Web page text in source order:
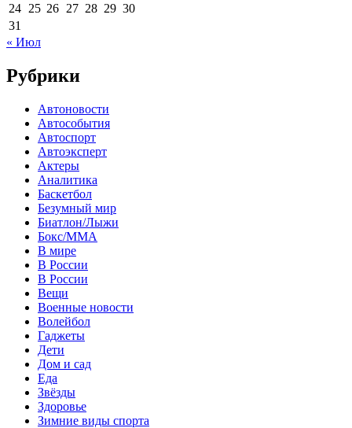
24 25 26 27 28 29 30
31
« Июл
Рубрики
Автоновости
Автособытия
Автоспорт
Автоэксперт
Актеры
Аналитика
Баскетбол
Безумный мир
Биатлон/Лыжи
Бокс/MMA
В мире
В России
В России
Вещи
Военные новости
Волейбол
Гаджеты
Дети
Дом и сад
Еда
Звёзды
Здоровье
Зимние виды спорта